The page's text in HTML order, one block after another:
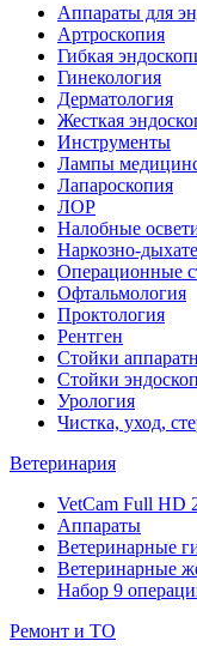
Аппараты для
Артроскопия
Гибкая
Гинекология
Дерматология
Жесткая
Инструменты
Лампы
Лапароскопия
ЛОР
Налобные
Наркозно-
Операционные
Офтальмология
Проктология
Рентген
Стойки
Стойки
Урология
Чистка, уход,
Ветеринария
VetCam Full HD
Аппараты
Ветеринарные
Ветеринарные
Набор 9
Ремонт и ТО